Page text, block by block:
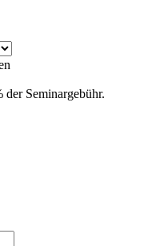
der Seminargebühr.